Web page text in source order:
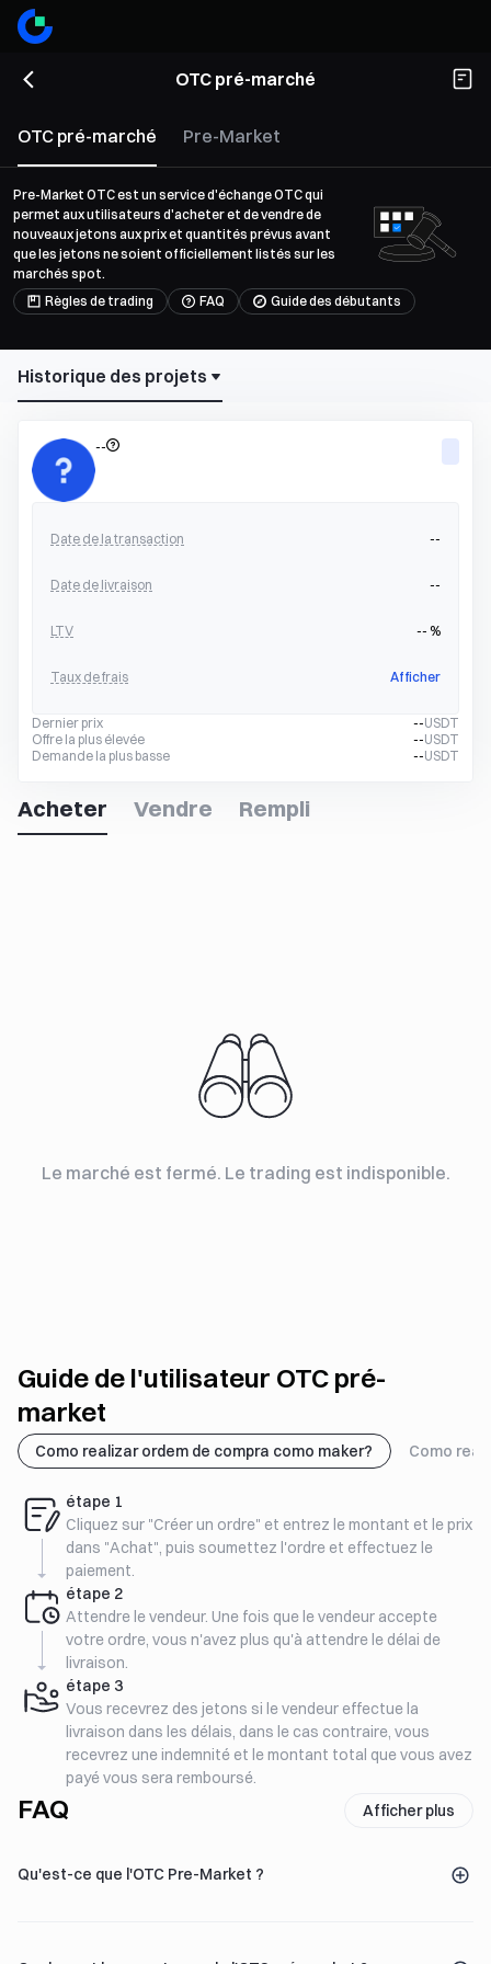
OTC pré-marché
OTC pré-marché Pre-Market
Pre-Market OTC est un service d'échange OTC qui
permet aux utilisateurs d'acheter et de vendre de
nouveaux jetons aux prix et quantités prévus avant
que les jetons ne soient officiellement listés sur les
marchés spot.
Règles de trading
FAQ Guide des débutants
Historique des projets
--
Date de la transaction --
Date de livraison --
LTV -- %
Taux de frais Afficher
Dernier prix --USDT
Offre la plus élevée
--USDT
Demande la plus basse
--USDT
Acheter Vendre Rempli
Le marché est fermé. Le trading est indisponible.
Guide de l'utilisateur OTC pré-
market
Como realizar ordem de compra como maker? Como
étape 1
Cliquez sur "Créer un ordre" et entrez le montant et le prix
dans "Achat", puis soumettez l'ordre et effectuez le
paiement.
étape 2
Attendre le vendeur. Une fois que le vendeur accepte
votre ordre, vous n'avez plus qu'à attendre le délai de
livraison.
étape 3
Vous recevrez des jetons si le vendeur effectue la
livraison dans les délais, dans le cas contraire, vous
recevrez une indemnité et le montant total que vous avez
payé vous sera remboursé.
FAQ Afficher plus
Qu'est-ce que l'OTC Pre-Market ?